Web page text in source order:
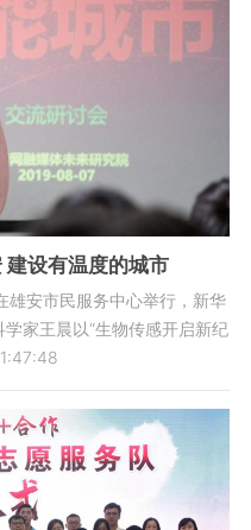
设有温度的城市
雄安市民服务中心举行，新华
家王晨以“生物传感开启新纪